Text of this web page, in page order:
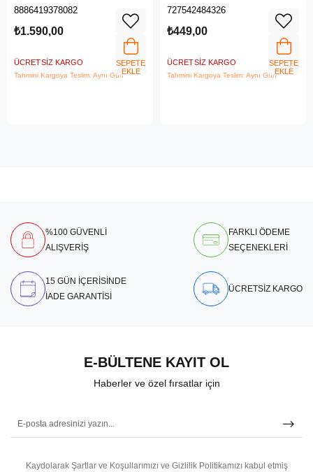
R381
8886419378082
₺1.590,00
ÜCRETSIZ KARGO
Tahmini Kargoya Teslim: Aynı Gün
SEPETE
EKLE
BLUE-01-K
727542484326
₺449,00
ÜCRETSIZ KARGO
Tahmini Kargoya Teslim: Aynı Gün
SEPETE
EKLE
%100 GÜVENLİ
ALIŞVERİŞ
FARKLI ÖDEME
SEÇENEKLERİ
15 GÜN İÇERİSİNDE
İADE GARANTİSİ
ÜCRETSİZ KARGO
E-BÜLTENE KAYIT OL
Haberler ve özel fırsatlar için
Kaydolarak Şartlar ve Koşullarımızı ve Gizlilik Politikamızı kabul etmiş